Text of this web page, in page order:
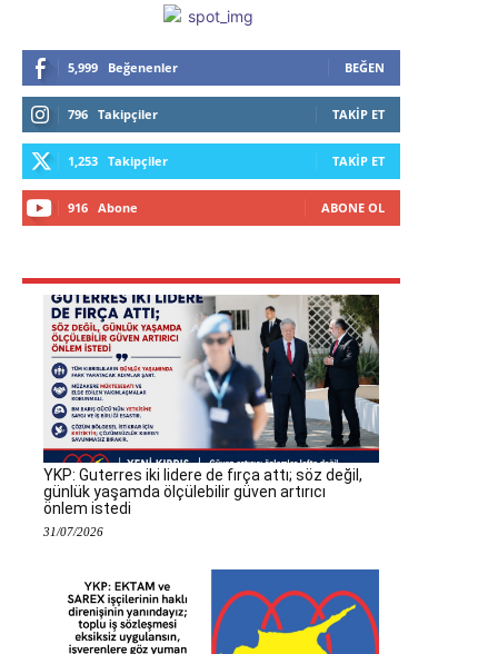
5,999 Beğenenler BEĞEN
796 Takipçiler TAKIP ET
1,253 Takipçiler TAKIP ET
916 Abone ABONE OL
YKP: Guterres iki lidere de fırça attı; söz değil,
günlük yaşamda ölçülebilir güven artırıcı
önlem istedi
31/07/2026